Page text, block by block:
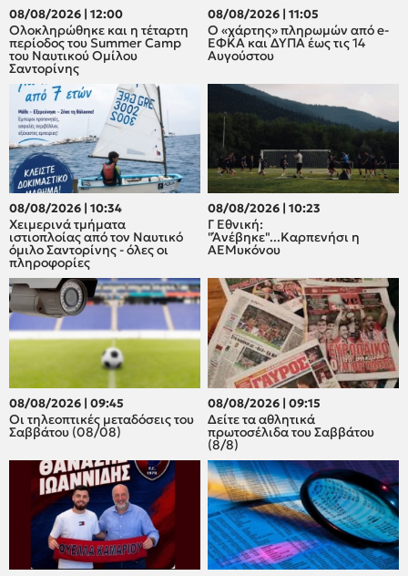
08/08/2026 | 12:00
Oλοκληρώθηκε και η τέταρτη
περίοδος του Summer Camp
του Ναυτικού Ομίλου
Σαντορίνης
08/08/2026 | 11:05
Ο «χάρτης» πληρωμών από e-
ΕΦΚΑ και ΔΥΠΑ έως τις 14
Αυγούστου
08/08/2026 | 10:34
Χειμερινά τμήματα
ιστιοπλοίας από τον Ναυτικό
όμιλο Σαντορίνης - όλες οι
πληροφορίες
08/08/2026 | 10:23
Γ Εθνική:
"Άνέβηκε"...Καρπενήσι η
ΑΕΜυκόνου
08/08/2026 | 09:45
Οι τηλεοπτικές μεταδόσεις του
Σαββάτου (08/08)
08/08/2026 | 09:15
Δείτε τα αθλητικά
πρωτοσέλιδα του Σαββάτου
(8/8)